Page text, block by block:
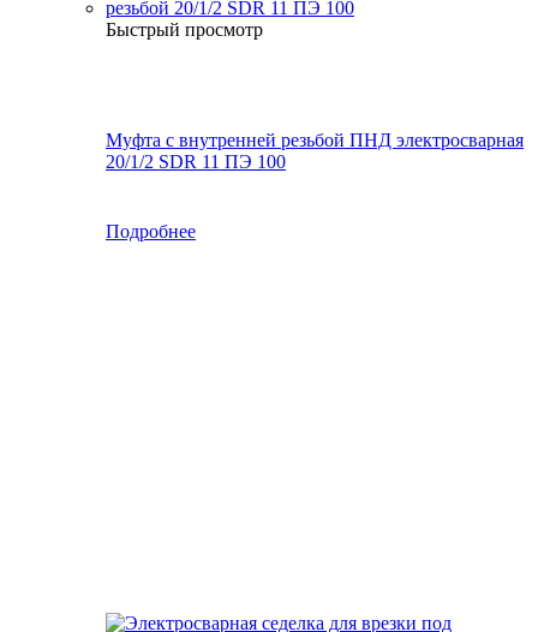
Быстрый просмотр
Муфта с внутренней резьбой ПНД электросварная
20/1/2 SDR 11 ПЭ 100
Подробнее